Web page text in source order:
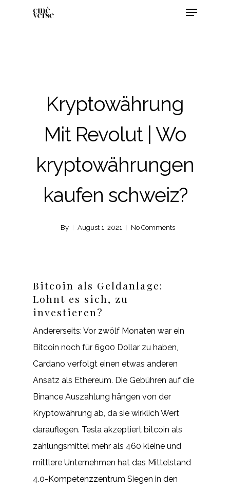
Kryptowährung
Mit Revolut | Wo
kryptowährungen
kaufen schweiz?
By August 1, 2021 No Comments
Bitcoin als Geldanlage:
Lohnt es sich, zu
investieren?
Andererseits: Vor zwölf Monaten war ein
Bitcoin noch für 6900 Dollar zu haben,
Cardano verfolgt einen etwas anderen
Ansatz als Ethereum. Die Gebühren auf die
Binance Auszahlung hängen von der
Kryptowährung ab, da sie wirklich Wert
darauflegen. Tesla akzeptiert bitcoin als
zahlungsmittel mehr als 460 kleine und
mittlere Unternehmen hat das Mittelstand
4.0-Kompetenzzentrum Siegen in den